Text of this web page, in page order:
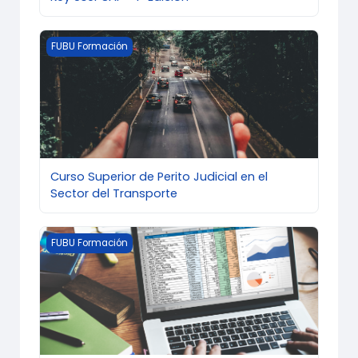
Imagen del curso Curso Superior de Perito Judicial
FUBU Formación
Curso Superior de Perito Judicial en el
Sector del Transporte
Imagen del curso EXCEL INTERMEDIO
FUBU Formación